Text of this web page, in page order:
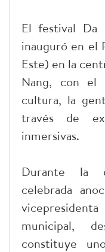
El festival Da
inauguró en el
Este) en la
Nang, con el
cultura, la
través de
inmersivas.
Durante la
celebrada
municipal,
constituye